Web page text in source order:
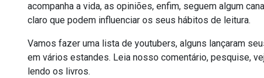
acompanha a vida, as opiniões, enfim, seguem algum
claro que podem influenciar os seus hábitos de leitura.
Vamos fazer uma lista de youtubers, alguns lançaram
em vários estandes. Leia nosso comentário, pesquise,
lendo os livros.